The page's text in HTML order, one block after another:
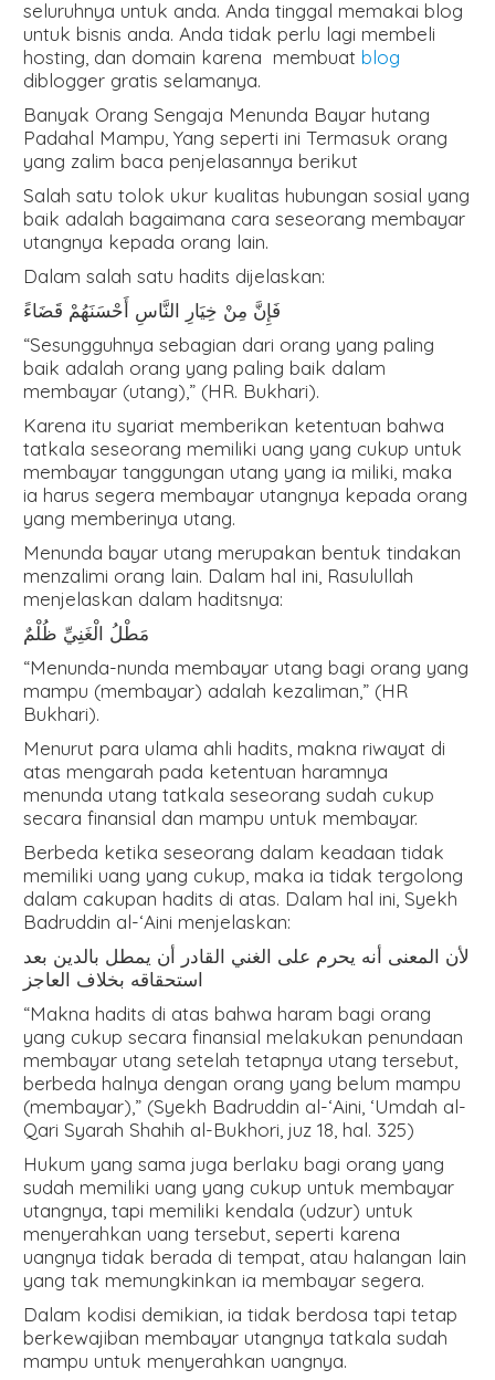
seluruhnya untuk anda. Anda tinggal memakai blog
untuk bisnis anda. Anda tidak perlu lagi membeli
hosting, dan domain karena membuatblog
diblogger gratis selamanya.
Banyak Orang Sengaja Menunda Bayar hutang
Padahal Mampu, Yang seperti ini Termasuk orang
yang zalim baca penjelasannya berikut
Salah satu tolok ukur kualitas hubungan sosial yang
baik adalah bagaimana cara seseorang membayar
utangnya kepada orang lain.
Dalam salah satu hadits dijelaskan:
فَإِنَّ مِنْ خِيَارِ النَّاسِ أَحْسَنَهُمْ قَضَاءً
“Sesungguhnya sebagian dari orang yang paling
baik adalah orang yang paling baik dalam
membayar (utang),” (HR. Bukhari).
Karena itu syariat memberikan ketentuan bahwa
tatkala seseorang memiliki uang yang cukup untuk
membayar tanggungan utang yang ia miliki, maka
ia harus segera membayar utangnya kepada orang
yang memberinya utang.
Menunda bayar utang merupakan bentuk tindakan
menzalimi orang lain. Dalam hal ini, Rasulullah
menjelaskan dalam haditsnya:
مَطْلُ الْغَنِيِّ ظُلْمٌ
“Menunda-nunda membayar utang bagi orang yang
mampu (membayar) adalah kezaliman,” (HR
Bukhari).
Menurut para ulama ahli hadits, makna riwayat di
atas mengarah pada ketentuan haramnya
menunda utang tatkala seseorang sudah cukup
secara finansial dan mampu untuk membayar.
Berbeda ketika seseorang dalam keadaan tidak
memiliki uang yang cukup, maka ia tidak tergolong
dalam cakupan hadits di atas. Dalam hal ini, Syekh
Badruddin al-‘Aini menjelaskan:
لأن المعنى أنه يحرم على الغني القادر أن يمطل بالدين بعد
استحقاقه بخلاف العاجز
“Makna hadits di atas bahwa haram bagi orang
yang cukup secara finansial melakukan penundaan
membayar utang setelah tetapnya utang tersebut,
berbeda halnya dengan orang yang belum mampu
(membayar),” (Syekh Badruddin al-‘Aini, ‘Umdah al-
Qari Syarah Shahih al-Bukhori, juz 18, hal. 325)
Hukum yang sama juga berlaku bagi orang yang
sudah memiliki uang yang cukup untuk membayar
utangnya, tapi memiliki kendala (udzur) untuk
menyerahkan uang tersebut, seperti karena
uangnya tidak berada di tempat, atau halangan lain
yang tak memungkinkan ia membayar segera.
Dalam kodisi demikian, ia tidak berdosa tapi tetap
berkewajiban membayar utangnya tatkala sudah
mampu untuk menyerahkan uangnya.